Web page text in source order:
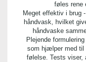
føles rene
Meget effektiv i brug
håndvask, hvilket
håndvaske
Plejende
som hjælper med til
følelse. Tests viser,